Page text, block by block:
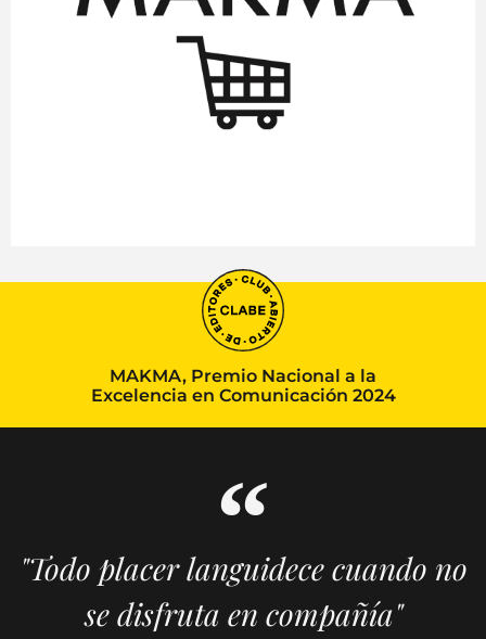
MAKMA, Premio Nacional a la
Excelencia en Comunicación 2024
"Todo placer languidece cuando no
se disfruta en compañía"